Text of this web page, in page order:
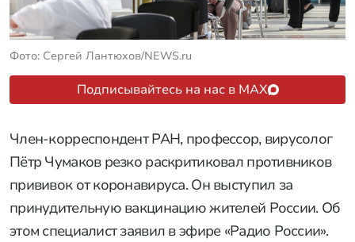
Фото: Сергей Лантюхов/NEWS.ru
Подписывайтесь на нас в MAX
Член-корреспондент РАН, профессор, вирусолог
Пётр Чумаков резко раскритиковал противников
прививок от коронавируса. Он выступил за
принудительную вакцинацию жителей России. Об
этом специалист заявил в эфире «Радио России».